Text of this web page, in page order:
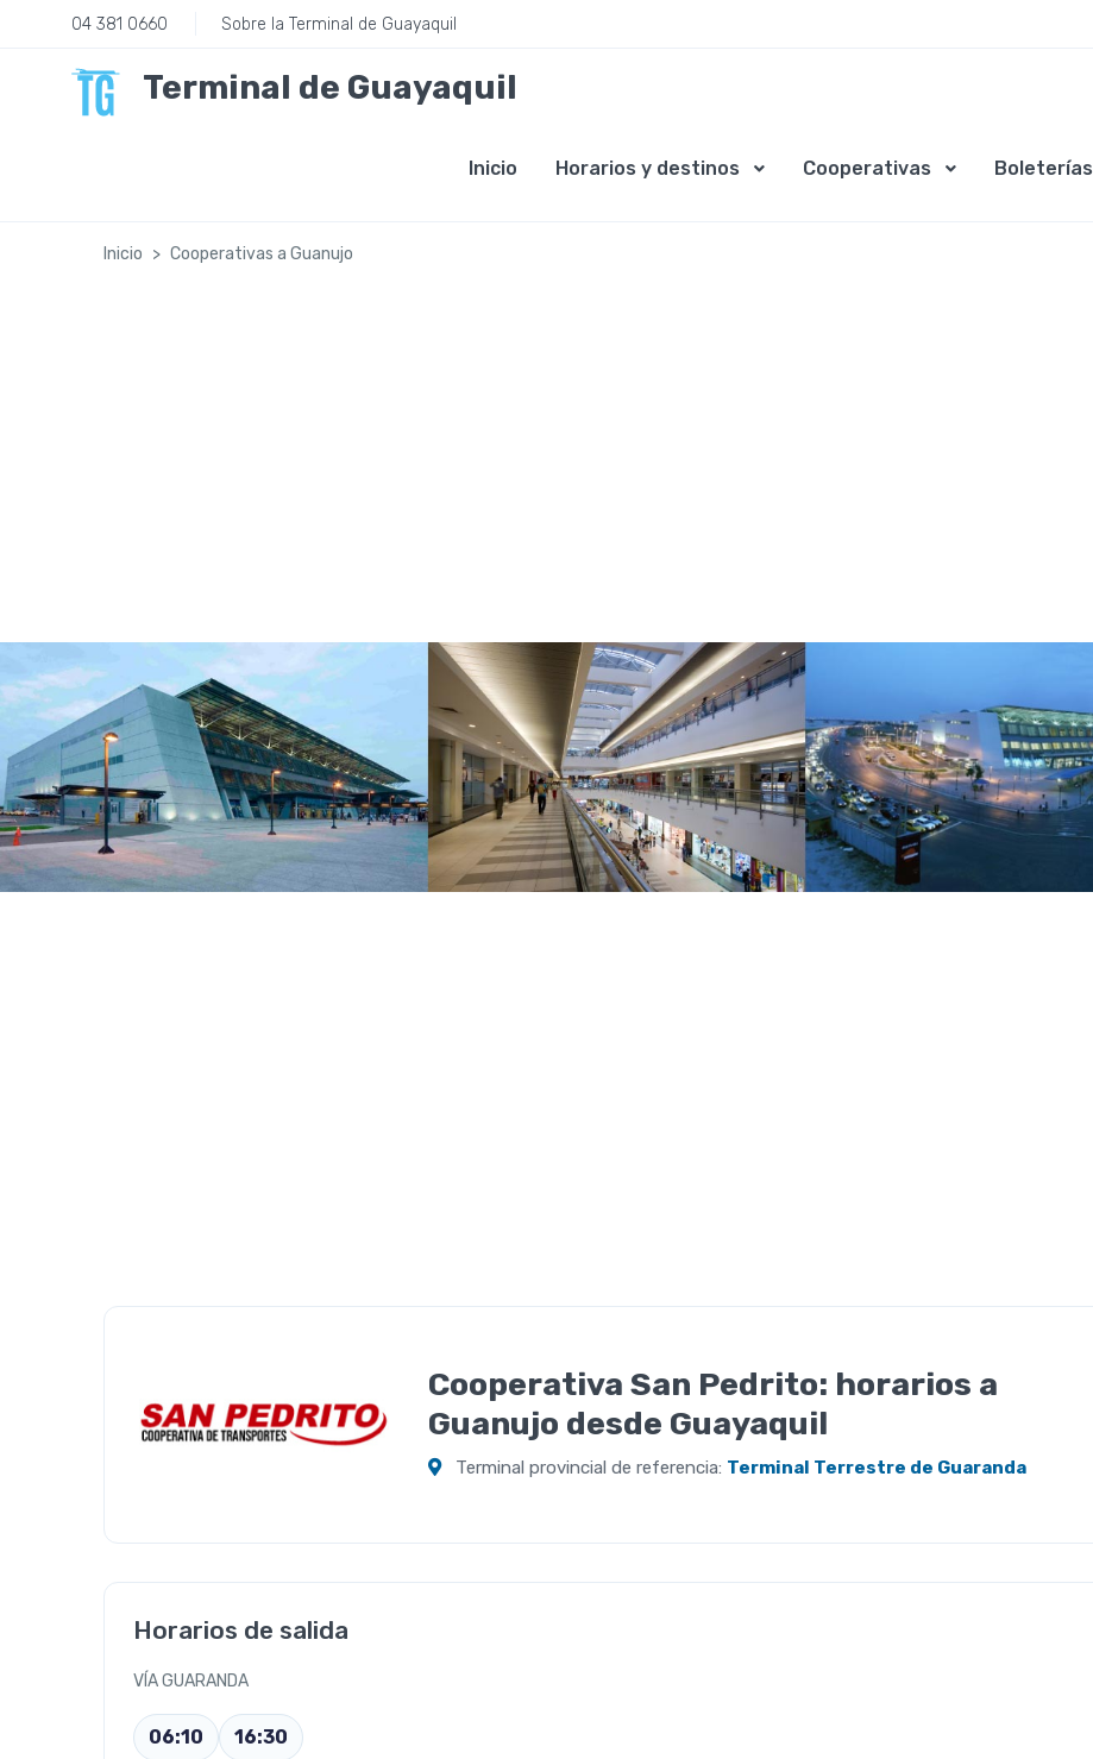
04 381 0660 Sobre la Terminal de Guayaquil
Terminal de Guayaquil
Inicio Horarios y destinos Cooperativas Boleterías
Inicio Cooperativas a Guanujo
Cooperativa San Pedrito: horarios a
Guanujo desde Guayaquil
Terminal provincial de referencia: Terminal Terrestre de Guaranda
Horarios de salida
VÍA GUARANDA
06:10 16:30